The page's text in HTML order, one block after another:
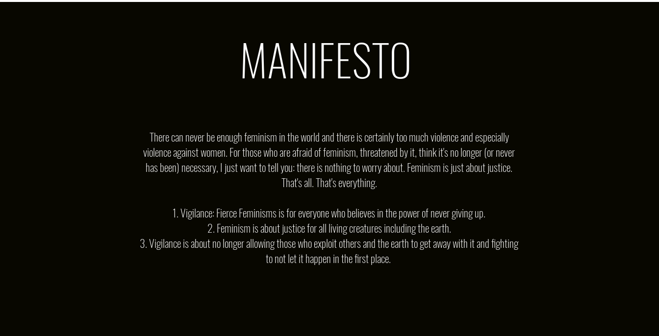
MANIFESTO
There can never be enough feminism in the world and there is certainly too much violence and especially
violence against women. For those who are afraid of feminism, threatened by it, think it's no longer (or never
has been) necessary, I just want to tell you: there is nothing to worry about. Feminism is just about justice.
That's all. That's everything.
1. Vigilance: Fierce Feminisms is for everyone who believes in the power of never giving up.
2. Feminism is about justice for all living creatures including the earth.
3. Vigilance is about no longer allowing those who exploit others and the earth to get away with it and fighting
to not let it happen in the first place.